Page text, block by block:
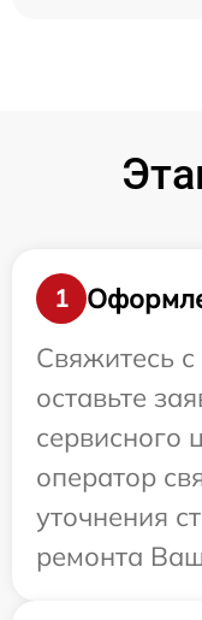
1
Свяжитесь
оставьте
сервисного
оператор
уточнения
ремонта